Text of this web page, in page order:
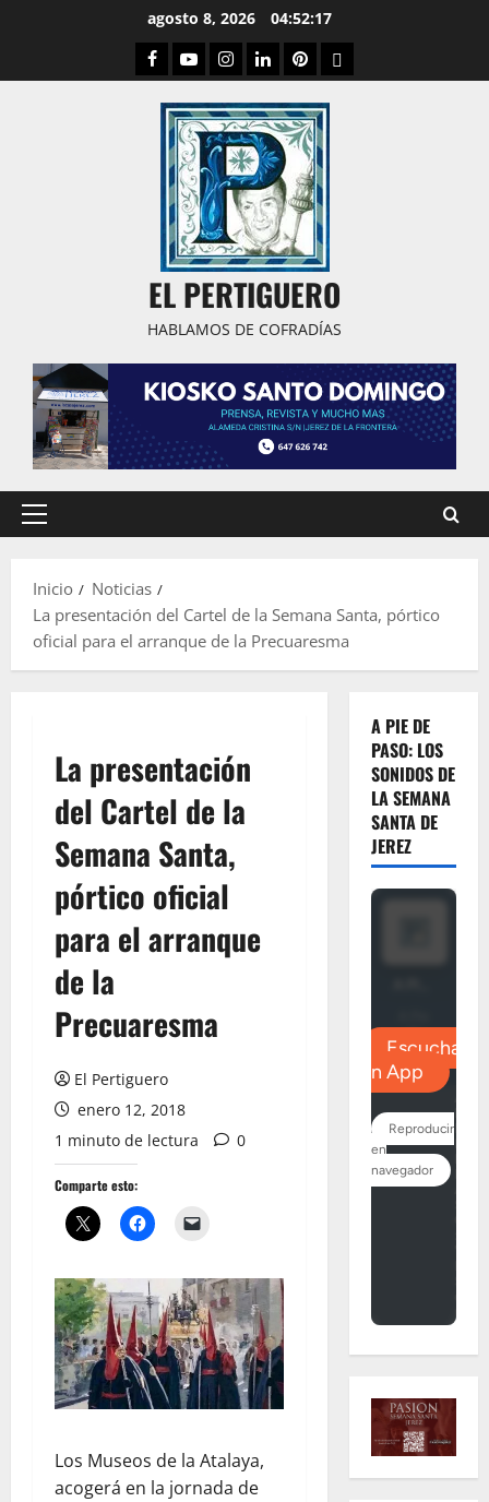
agosto 8, 2026 04:52:18
Facebook
YoutubeInstagram
LinkedPinterestDribbble
EL PERTIGUERO
HABLAMOS DE COFRADÍAS
Menú
Inicio
Noticias
La presentación del Cartel de la Semana Santa, pórtico
oficial para el arranque de la Precuaresma
La presentación
del Cartel de la
Semana Santa,
pórtico oficial
para el arranque
de la
Precuaresma
El Pertiguero
enero 12, 2018
1 minuto de lectura
0
Comparte esto:
Los Museos de la Atalaya,
acogerá en la jornada de
A PIE DE
PASO: LOS
SONIDOS DE
LA SEMANA
SANTA DE
JEREZ